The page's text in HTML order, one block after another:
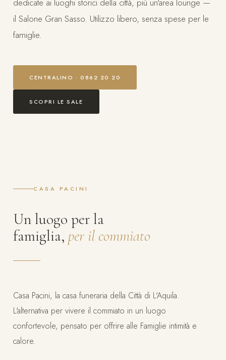
dedicate ai luoghi storici della città, più un'area lounge —
il Salone Gran Sasso. Utilizzo libero, senza spese per le
famiglie.
CENTRALINO · 0862 20 20
SCOPRI LE SALE
CASA PACINI
Un luogo per la
famiglia, per il commiato
Casa Pacini, la casa funeraria della Città di L'Aquila.
L'alternativa per vivere il commiato in un luogo
confortevole, pensato per offrire alle Famiglie intimità e
calore.